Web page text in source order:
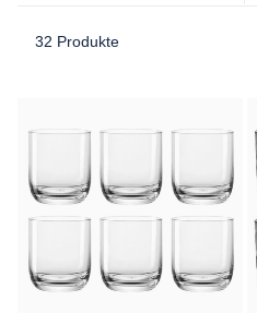
32 Produkte